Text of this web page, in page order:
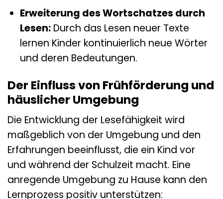
Erweiterung des Wortschatzes durch
Lesen:Durch das Lesen neuer Texte
lernen Kinder kontinuierlich neue Wörter
und deren Bedeutungen.
Der Einfluss von Frühförderung und
häuslicher Umgebung
Die Entwicklung der Lesefähigkeit wird
maßgeblich von der Umgebung und den
Erfahrungen beeinflusst, die ein Kind vor
und während der Schulzeit macht. Eine
anregende Umgebung zu Hause kann den
Lernprozess positiv unterstützen: